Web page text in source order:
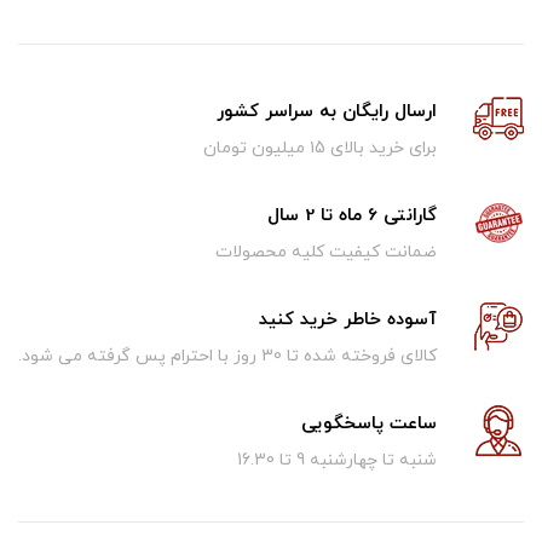
ارسال رایگان به سراسر کشور
برای خرید بالای ۱5 میلیون تومان
گارانتی 6 ماه تا 2 سال
ضمانت کیفیت کلیه محصولات
آسوده خاطر خرید کنید
کالای فروخته شده تا 30 روز با احترام پس گرفته می شود.
ساعت پاسخگویی
شنبه تا چهارشنبه 9 تا 16.30